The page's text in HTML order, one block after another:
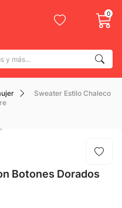
0
y más...
Sweater Estilo Chaleco
Botones Dorados